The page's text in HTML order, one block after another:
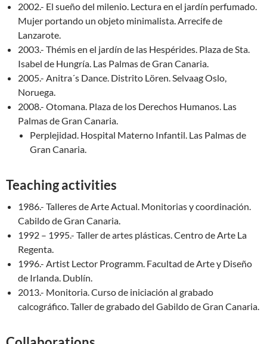
2002.- El sueño del milenio. Lectura en el jardín perfumado.
Mujer portando un objeto minimalista. Arrecife de
Lanzarote.
2003.- Thémis en el jardín de las Hespérides. Plaza de Sta.
Isabel de Hungría. Las Palmas de Gran Canaria.
2005.- Anitra´s Dance. Distrito Lören. Selvaag Oslo,
Noruega.
2008.- Otomana. Plaza de los Derechos Humanos. Las
Palmas de Gran Canaria.
Perplejidad. Hospital Materno Infantil. Las Palmas de
Gran Canaria.
Teaching activities
1986.- Talleres de Arte Actual. Monitorias y coordinación.
Cabildo de Gran Canaria.
1992 – 1995.- Taller de artes plásticas. Centro de Arte La
Regenta.
1996.- Artist Lector Programm. Facultad de Arte y Diseño
de Irlanda. Dublín.
2013.- Monitoria. Curso de iniciación al grabado
calcográfico. Taller de grabado del Gabildo de Gran Canaria.